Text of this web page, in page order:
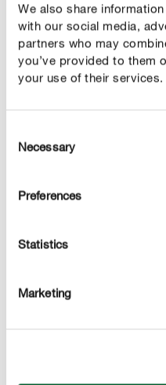
We also share
with our social media,
partners who may
you’ve provided to them
your use of their services.
Selection
Necessary
Preferences
Statistics
Marketing
składniki pokarmowe, w
ściółkowaniu wracają do
ściółkowania trawnika
zwrócić uwagę podczas